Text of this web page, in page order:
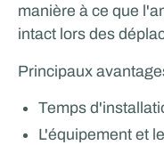
manière à ce que
intact lors des
Principaux
Temps
L'équipement et